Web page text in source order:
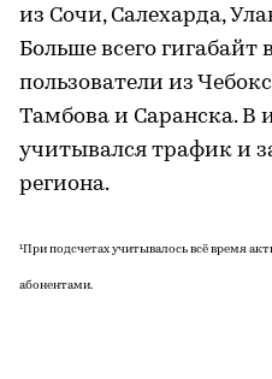
из Сочи, Салехарда,
Больше всего гигабайт
пользователи из
Тамбова и Саранска. В
учитывался трафик и
региона.
¹При подсчетах учитывалось всё время
абонентами.